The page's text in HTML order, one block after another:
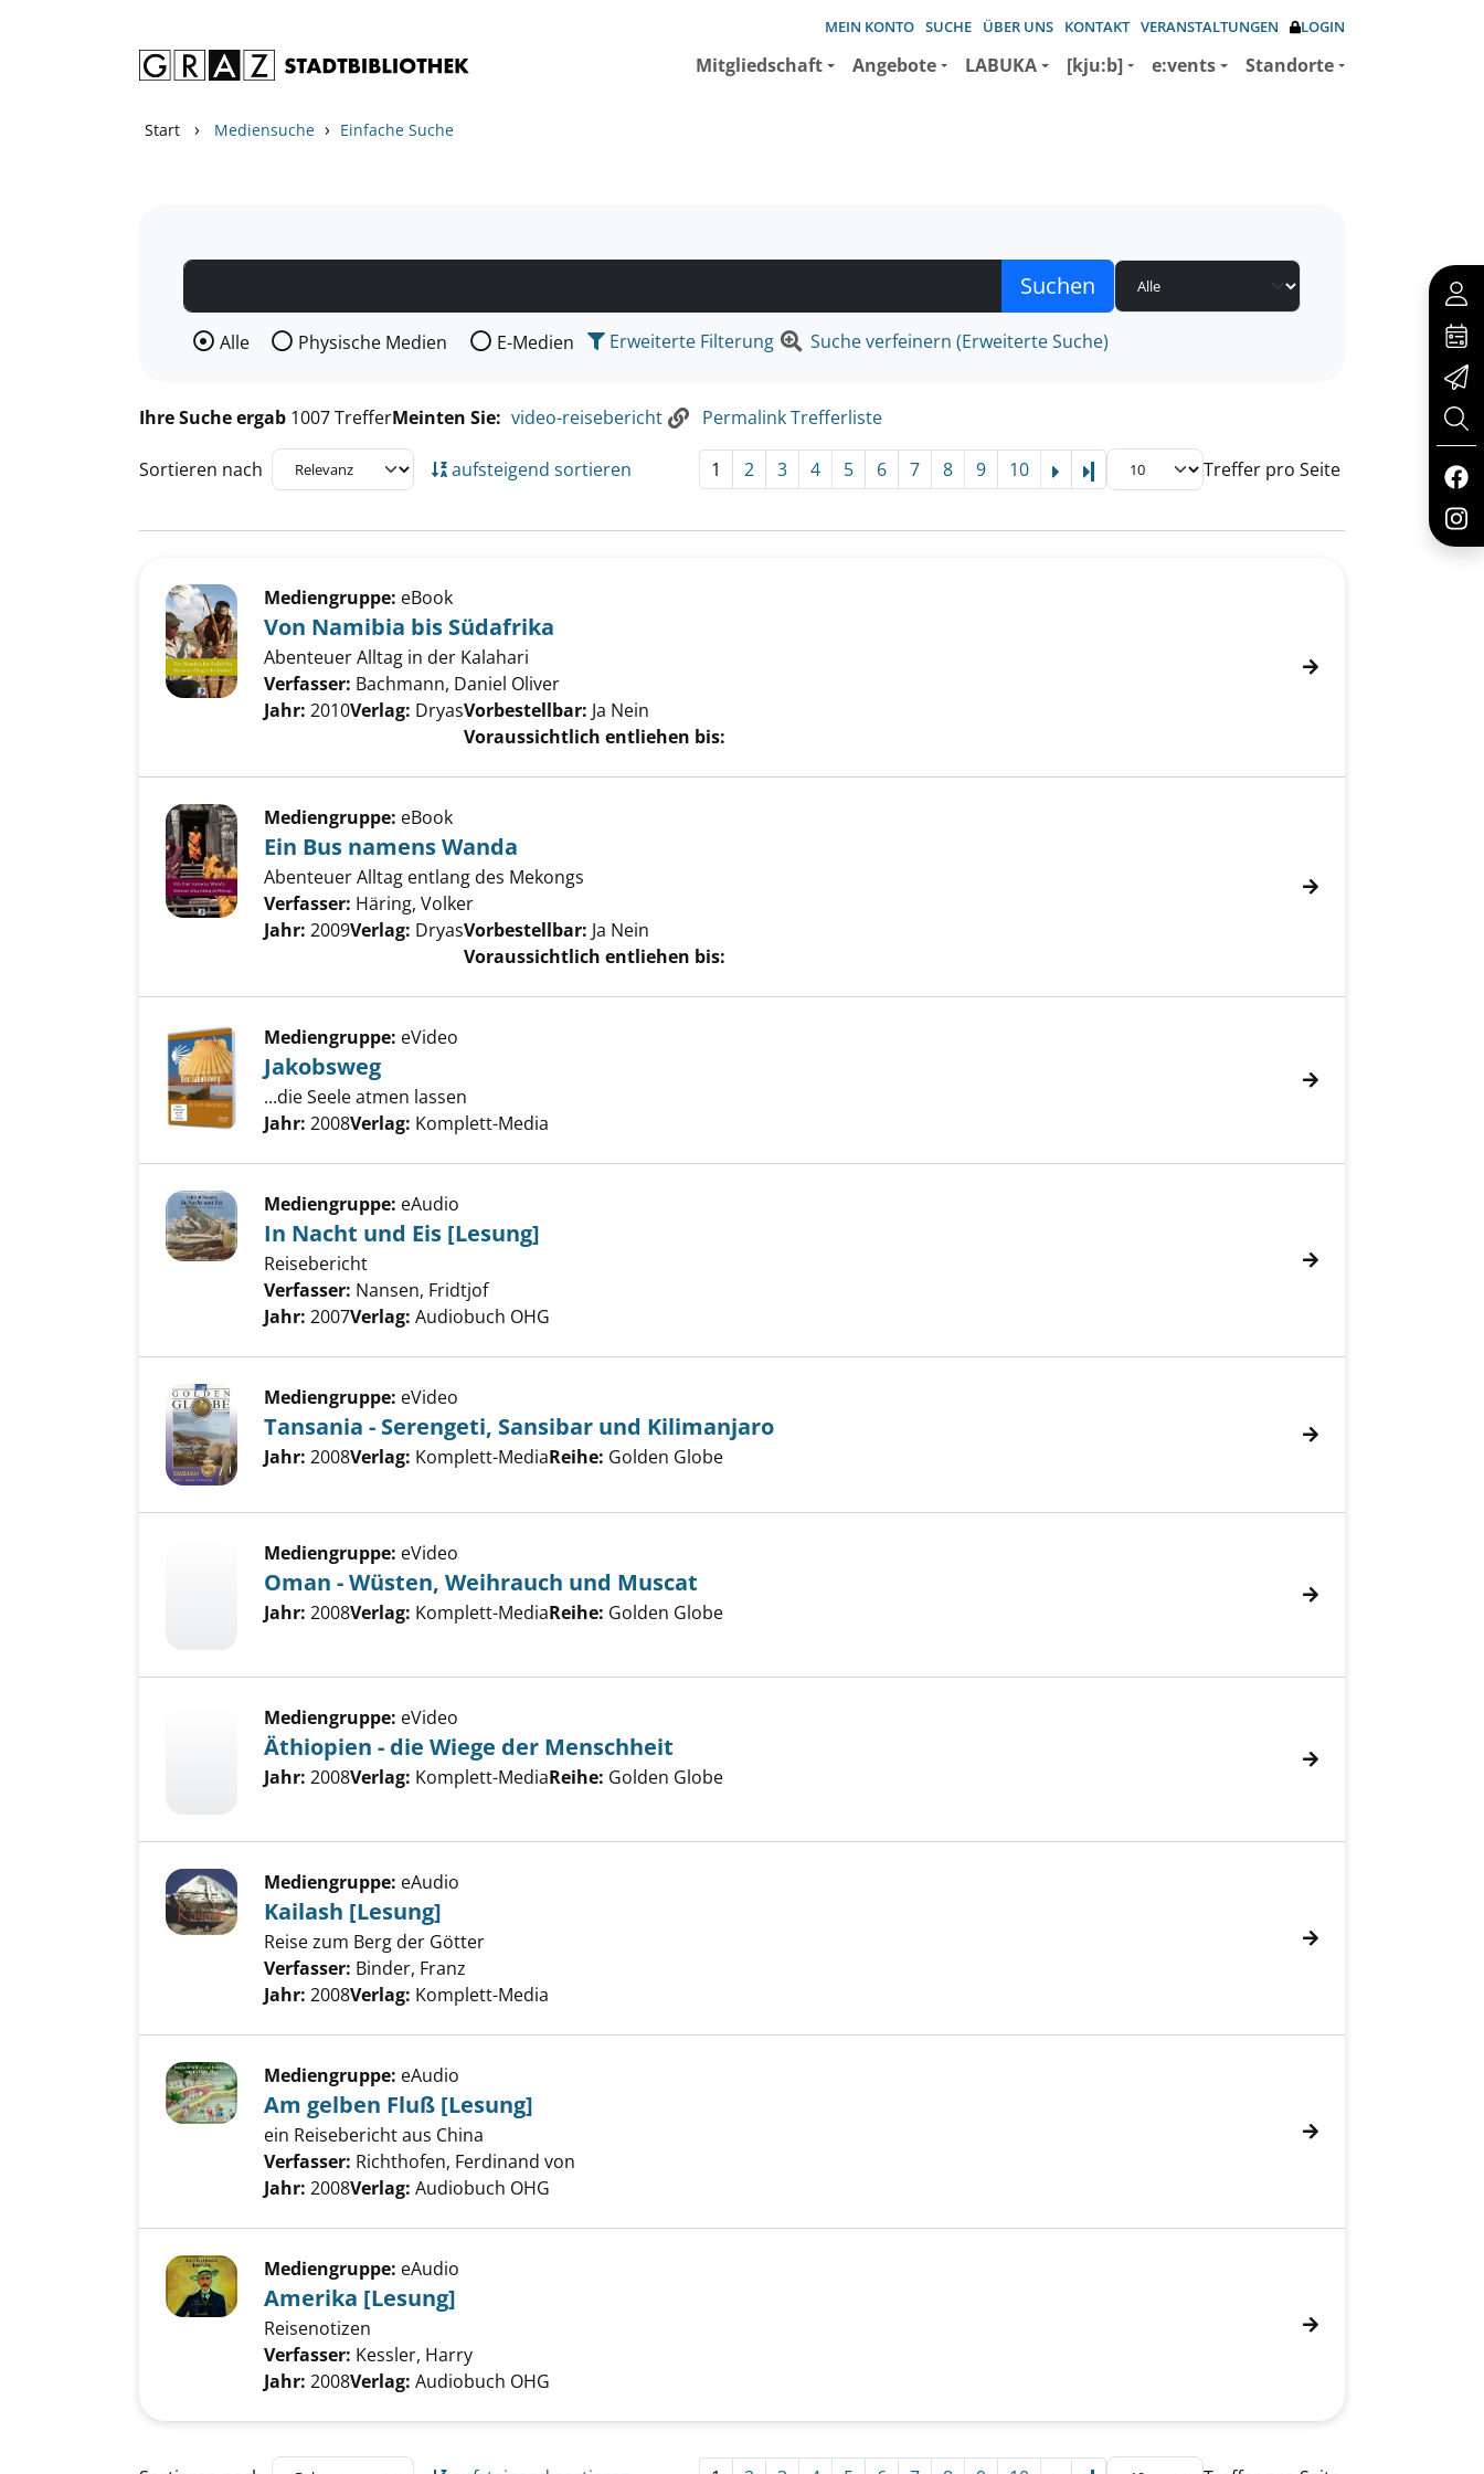
MEIN KONTO SUCHE ÜBER UNS KONTAKT VERANSTALTUNGEN LOGIN
Mitgliedschaft Angebote LABUKA [kju:b] e:vents Standorte
Start › Mediensuche › Einfache Suche
Wählen Sie die Medienart nach der Sie suchen wollen.
Alle Physische Medien E-Medien Erweiterte Filterung Suche verfeinern (Erweiterte Suche)
Ihre Suche ergab 1007 TrefferMeinten Sie: video-reisebericht Permalink Trefferliste
Sortieren nach aufsteigend sortieren 1 2 3 4 5 6 7 8 9 10 Letzte Seite Treffer pro Seite
Mediengruppe: eBook
Von Namibia bis Südafrika
Abenteuer Alltag in der Kalahari
Verfasser: Bachmann, Daniel Oliver
Jahr: 2010Verlag: DryasVorbestellbar: Ja Nein
Voraussichtlich entliehen bis:
Mediengruppe: eBook
Ein Bus namens Wanda
Abenteuer Alltag entlang des Mekongs
Verfasser: Häring, Volker
Jahr: 2009Verlag: DryasVorbestellbar: Ja Nein
Voraussichtlich entliehen bis:
Mediengruppe: eVideo
Jakobsweg
...die Seele atmen lassen
Suche nach diesem Verfasser
Jahr: 2008Verlag: Komplett-Media
Mediengruppe: eAudio
In Nacht und Eis [Lesung]
Reisebericht
Verfasser: Nansen, FridtjofSuche nach diesem Verfasser
Jahr: 2007Verlag: Audiobuch OHG
Mediengruppe: eVideo
Tansania - Serengeti, Sansibar und Kilimanjaro
Suche nach diesem Verfasser
Jahr: 2008Verlag: Komplett-MediaReihe: Golden Globe
Mediengruppe: eVideo
Oman - Wüsten, Weihrauch und Muscat
Suche nach diesem Verfasser
Jahr: 2008Verlag: Komplett-MediaReihe: Golden Globe
Mediengruppe: eVideo
Äthiopien - die Wiege der Menschheit
Suche nach diesem Verfasser
Jahr: 2008Verlag: Komplett-MediaReihe: Golden Globe
Mediengruppe: eAudio
Kailash [Lesung]
Reise zum Berg der Götter
Verfasser: Binder, Franz
Jahr: 2008Verlag: Komplett-Media
Mediengruppe: eAudio
Am gelben Fluß [Lesung]
ein Reisebericht aus China
Verfasser: Richthofen, Ferdinand von
Jahr: 2008Verlag: Audiobuch OHG
Mediengruppe: eAudio
Amerika [Lesung]
Reisenotizen
Verfasser: Kessler, Harry
Jahr: 2008Verlag: Audiobuch OHG